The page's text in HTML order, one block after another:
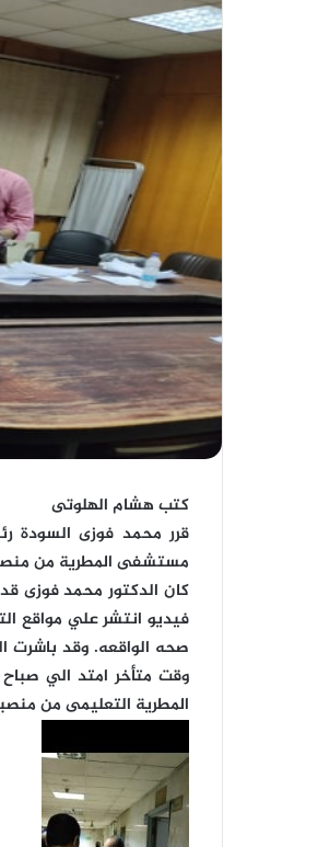
كتب هشام الهلوتى
قرر محمد فوزى السودة
مستشفى المطرية من
كان الدكتور محمد فوزى
فيديو انتشر علي مواقع
المطرية التعليمى من